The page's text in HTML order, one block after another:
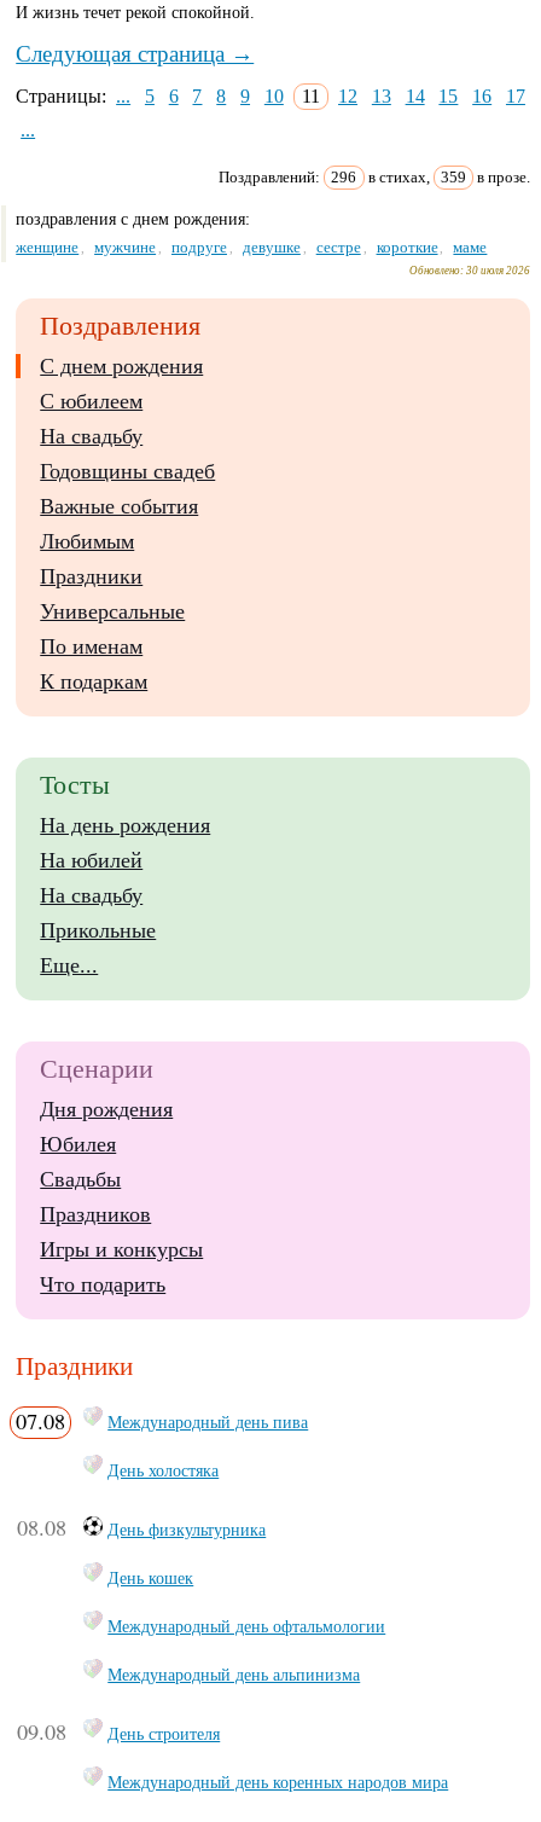
И жизнь течет рекой спокойной.
Следующая страница →
Страницы: ... 5 6 7 8 9 10 11 12 13 14 15 16
17
...
Поздравлений: 296 в стихах, 359 в прозе.
поздравления с днем рождения:
женщине мужчине подруге девушке сестре короткие маме
Обновлено:30 июля 2026
Поздравления
С днем рождения
С юбилеем
На свадьбу
Годовщины свадеб
Важные события
Любимым
Праздники
Универсальные
По именам
К подаркам
Тосты
На день рождения
На юбилей
На свадьбу
Прикольные
Еще...
Сценарии
Дня рождения
Юбилея
Свадьбы
Праздников
Игры и конкурсы
Что подарить
Праздники
07.08 Международный день пива
День холостяка
08.08 День физкультурника
День кошек
Международный день офтальмологии
Международный день альпинизма
09.08 День строителя
Международный день коренных народов мира